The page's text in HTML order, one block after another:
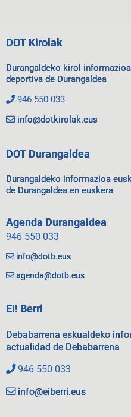
DOT Kirolak
Durangaldeko kirol
deportiva de Durangaldea
946 550 033
info@dotkirolak.eus
DOT Durangaldea
Durangaldeko informazioa
de Durangaldea en euskera
Agenda Durangaldea
946 550 033
info@dotb.eus
agenda@dotb.eus
EI! Berri
Debabarrena eskualdeko
actualidad de Debabarrena
946 550 033
info@eiberri.eus